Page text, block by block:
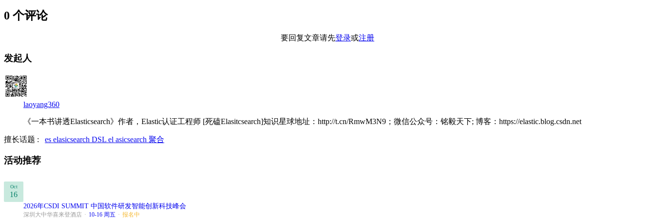
0 个评论
要回复文章请先登录或注册
发起人
laoyang360
《一本书讲透Elasticsearch》作者，Elastic认证工程师 [死磕Elasitcsearch]知识星球地址：http://t.cn/RmwM3N9；微信公众号：铭毅天下; 博客：https://elastic.blog.csdn.net
擅长话题 : es elasicsearch DSL el asicsearch 聚合
活动推荐
Oct
16
2026年CSDI SUMMIT 中国软件研发智能创新科技峰会
深圳大中华喜来登酒店 · 10-16 周五 · 报名中